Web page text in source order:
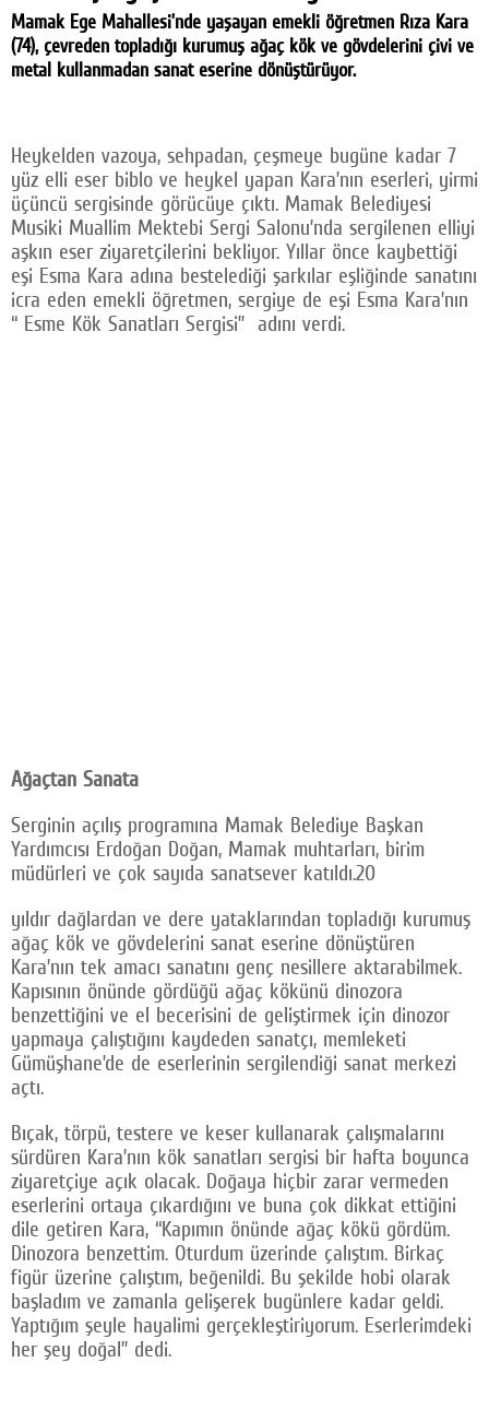
Facebook
Twitter
© 2026 TÜM HAKLARI SAKLIDIR
Mamak Ege Mahallesi’nde yaşayan emekli öğretmen Rıza Kara
(74), çevreden topladığı kurumuş ağaç kök ve gövdelerini çivi ve
metal kullanmadan sanat eserine dönüştürüyor.
Heykelden vazoya, sehpadan, çeşmeye bugüne kadar 7
yüz elli eser biblo ve heykel yapan Kara’nın eserleri, yirmi
üçüncü sergisinde görücüye çıktı. Mamak Belediyesi
Musiki Muallim Mektebi Sergi Salonu’nda sergilenen elliyi
aşkın eser ziyaretçilerini bekliyor. Yıllar önce kaybettiği
eşi Esma Kara adına bestelediği şarkılar eşliğinde sanatını
icra eden emekli öğretmen, sergiye de eşi Esma Kara’nın
“ Esme Kök Sanatları Sergisi” adını verdi.
Ağaçtan Sanata
Serginin açılış programına Mamak Belediye Başkan
Yardımcısı Erdoğan Doğan, Mamak muhtarları, birim
müdürleri ve çok sayıda sanatsever katıldı.20
yıldır dağlardan ve dere yataklarından topladığı kurumuş
ağaç kök ve gövdelerini sanat eserine dönüştüren
Kara’nın tek amacı sanatını genç nesillere aktarabilmek.
Kapısının önünde gördüğü ağaç kökünü dinozora
benzettiğini ve el becerisini de geliştirmek için dinozor
yapmaya çalıştığını kaydeden sanatçı, memleketi
Gümüşhane’de de eserlerinin sergilendiği sanat merkezi
açtı.
Bıçak, törpü, testere ve keser kullanarak çalışmalarını
sürdüren Kara’nın kök sanatları sergisi bir hafta boyunca
ziyaretçiye açık olacak. Doğaya hiçbir zarar vermeden
eserlerini ortaya çıkardığını ve buna çok dikkat ettiğini
dile getiren Kara, “Kapımın önünde ağaç kökü gördüm.
Dinozora benzettim. Oturdum üzerinde çalıştım. Birkaç
figür üzerine çalıştım, beğenildi. Bu şekilde hobi olarak
başladım ve zamanla gelişerek bugünlere kadar geldi.
Yaptığım şeyle hayalimi gerçekleştiriyorum. Eserlerimdeki
her şey doğal” dedi.